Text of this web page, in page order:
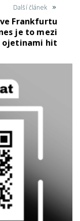
Další článek
Frankfurtu
je to mezi
ojetinami hit